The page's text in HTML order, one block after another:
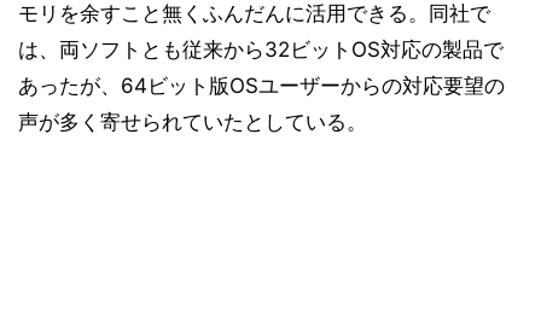
モリを余すこと無くふんだんに活用できる。同社で
は、両ソフトとも従来から32ビットOS対応の製品で
あったが、64ビット版OSユーザーからの対応要望の
声が多く寄せられていたとしている。